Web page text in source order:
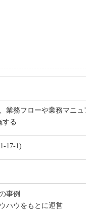
務フローや業務マニュ
する
17-1)
事例
ハウをもとに運営